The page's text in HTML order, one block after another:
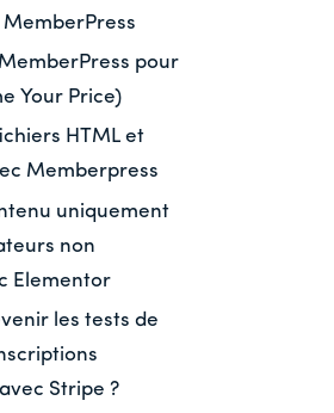
pour
Your Price)
HTML et
Memberpress
uniquement
non
Elementor
les tests de
Stripe ?